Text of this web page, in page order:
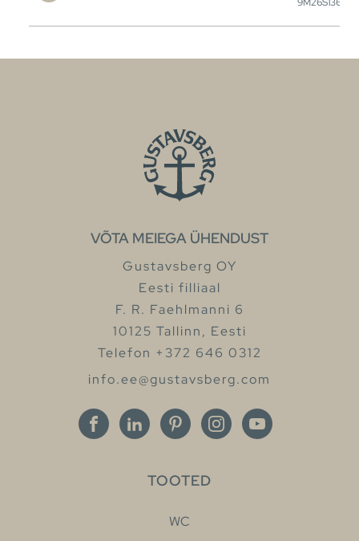
VÕTA MEIEGA ÜHENDUST
Gustavsberg OY
Eesti filliaal
F. R. Faehlmanni 6
10125 Tallinn, Eesti
Telefon +372 646 0312
info.ee@gustavsberg.com
TOOTED
WC